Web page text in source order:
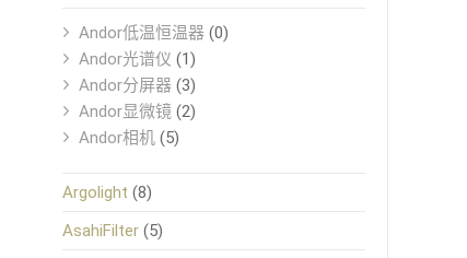
Andor低温恒温器 (0)
Andor光谱仪 (1)
Andor分屏器 (3)
Andor显微镜 (2)
Andor相机 (5)
Argolight (8)
AsahiFilter (5)